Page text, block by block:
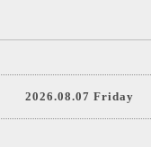
2026.08.07 Friday